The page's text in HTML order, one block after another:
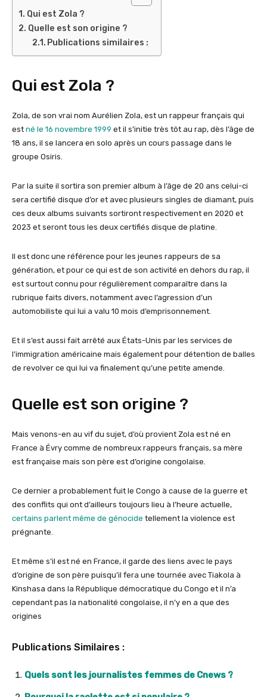
Qui est Zola ?
Quelle est son origine ?
Publications similaires :
Qui est Zola ?
Zola, de son vrai nom Aurélien Zola, est un rappeur français qui
est né le 16 novembre 1999 et il s’initie très tôt au rap, dès l’âge de
18 ans, il se lancera en solo après un cours passage dans le
groupe Osiris.
Par la suite il sortira son premier album à l’âge de 20 ans celui-ci
sera certifié disque d’or et avec plusieurs singles de diamant, puis
ces deux albums suivants sortiront respectivement en 2020 et
2023 et seront tous les deux certifiés disque de platine.
Il est donc une référence pour les jeunes rappeurs de sa
génération, et pour ce qui est de son activité en dehors du rap, il
est surtout connu pour régulièrement comparaître dans la
rubrique faits divers, notamment avec l’agression d’un
automobiliste qui lui a valu 10 mois d’emprisonnement.
Et il s’est aussi fait arrêté aux États-Unis par les services de
l’immigration américaine mais également pour détention de balles
de revolver ce qui lui va finalement qu’une petite amende.
Quelle est son origine ?
Mais venons-en au vif du sujet, d’où provient Zola est né en
France à Évry comme de nombreux rappeurs français, sa mère
est française mais son père est d’origine congolaise.
Ce dernier a probablement fuit le Congo à cause de la guerre et
des conflits qui ont d’ailleurs toujours lieu à l’heure actuelle,
certains parlent même de génocide tellement la violence est
prégnante.
Et même s’il est né en France, il garde des liens avec le pays
d’origine de son père puisqu’il fera une tournée avec Tiakola à
Kinshasa dans la République démocratique du Congo et il n’a
cependant pas la nationalité congolaise, il n’y en a que des
origines
Publications Similaires :
Quels sont les journalistes femmes de Cnews ?